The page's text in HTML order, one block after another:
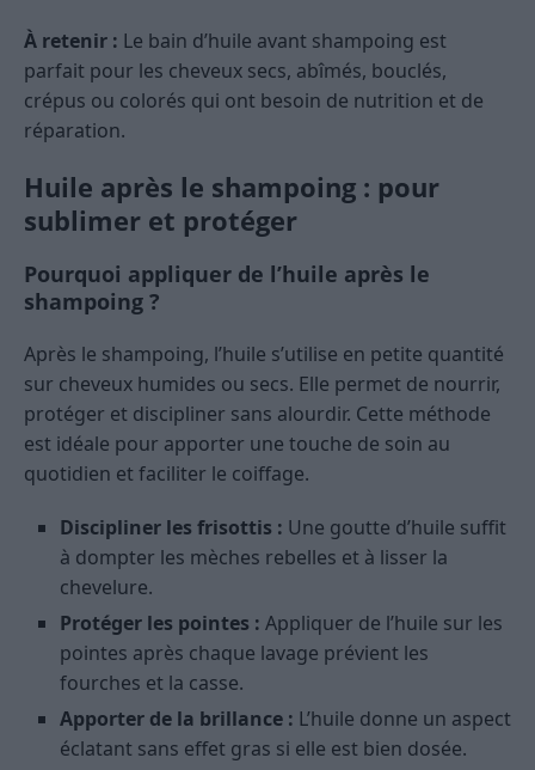
À retenir : Le bain d’huile avant shampoing est
parfait pour les cheveux secs, abîmés, bouclés,
crépus ou colorés qui ont besoin de nutrition et de
réparation.
Huile après le shampoing : pour
sublimer et protéger
Pourquoi appliquer de l’huile après le
shampoing ?
Après le shampoing, l’huile s’utilise en petite quantité
sur cheveux humides ou secs. Elle permet de nourrir,
protéger et discipliner sans alourdir. Cette méthode
est idéale pour apporter une touche de soin au
quotidien et faciliter le coiffage.
Discipliner les frisottis : Une goutte d’huile suffit
à dompter les mèches rebelles et à lisser la
chevelure.
Protéger les pointes : Appliquer de l’huile sur les
pointes après chaque lavage prévient les
fourches et la casse.
Apporter de la brillance : L’huile donne un aspect
éclatant sans effet gras si elle est bien dosée.